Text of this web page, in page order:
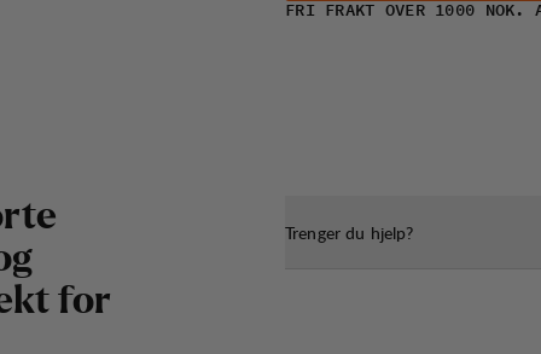
FRI FRAKT OVER 1000 NOK.
rte
g
kt for
Trenger du hjelp?